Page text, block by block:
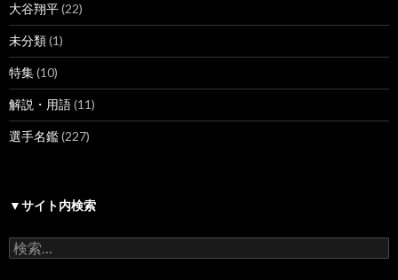
大谷翔平(22)
未分類(1)
特集(10)
解説・用語(11)
選手名鑑(227)
▼サイト内検索
検
索: